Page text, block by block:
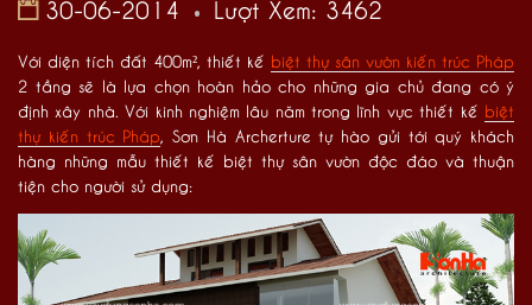
30-06-2014 Lượt Xem: 3462
Với diện tích đất 400m², thiết kế biệt thự sân vườn kiến trúc Pháp
2 tầng sẽ là lựa chọn hoàn hảo cho những gia chủ đang có ý
định xây nhà. Với kinh nghiệm lâu năm trong lĩnh vực thiết kế biệt
thự kiến trúc Pháp , Sơn Hà Archerture tự hào gửi tới quý khách
hàng những mẫu thiết kế biệt thự sân vườn độc đáo và thuận
tiện cho người sử dụng: